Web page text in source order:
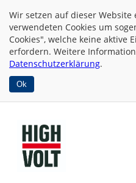
Wir setzen auf dieser Website
verwendeten Cookies um
Cookies", welche keine aktive
erfordern. Weitere
Datenschutzerklärung.
Ok